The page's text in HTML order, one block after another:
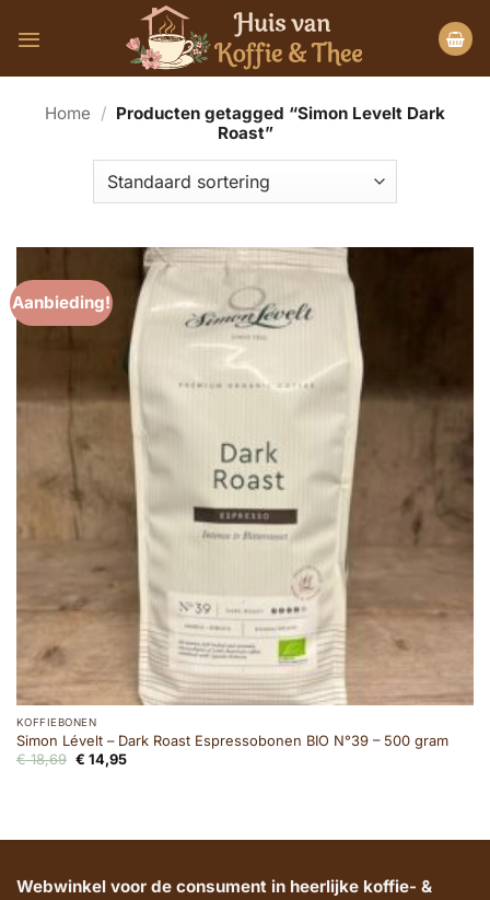
naar
Home / Producten getagged “Simon Levelt Dark
Roast”
Aanbieding!
KOFFIEBONEN
Simon Lévelt – Dark Roast Espressobonen BIO N°39 – 500 gram
€18,69 Oorspronkelijke
€ 14,95Huidige
Webwinkel voor de consument in heerlijke koffie- &